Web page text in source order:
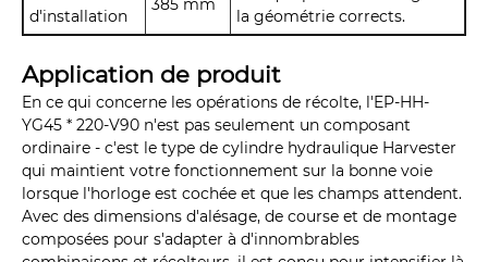
d'installation
385 mm
la géométrie corrects.
Application de produit
En ce qui concerne les opérations de récolte, l'EP-HH-
YG45 * 220-V90 n'est pas seulement un composant
ordinaire - c'est le type de cylindre hydraulique Harvester
qui maintient votre fonctionnement sur la bonne voie
lorsque l'horloge est cochée et que les champs attendent.
Avec des dimensions d'alésage, de course et de montage
composées pour s'adapter à d'innombrables